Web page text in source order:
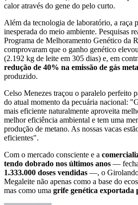
calor através do gene do pelo curto.
Além da tecnologia de laboratório, a raça
inesperada do meio ambiente. Pesquisas
Programa de Melhoramento Genético da
comprovaram que o ganho genético
(2.192 kg de leite em 305 dias) e, em
redução de 40% na emissão de gás
produzido.
Celso Menezes traçou o paralelo perfeito
do atual momento da pecuária nacional:
mais eficiente naturalmente aproveita
melhor eficiência ambiental e tem uma
produção de metano. As nossas vacas
eficientes".
Com o mercado consciente e a
tendo dobrado nos últimos anos —
1.333.000 doses vendidas —, o Girolando
Megaleite não apenas como a base do
mas como uma grife genética exportada